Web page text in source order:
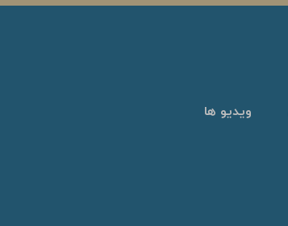
ویدیو ها